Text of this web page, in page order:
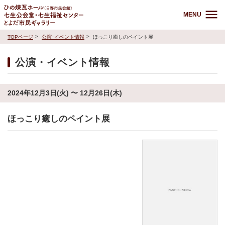
MENU
TOPページ 公演･イベント情報 ほっこり癒しのペイント展
公演・イベント情報
2024年12月3日(火) 〜 12月26日(木)
ほっこり癒しのペイント展